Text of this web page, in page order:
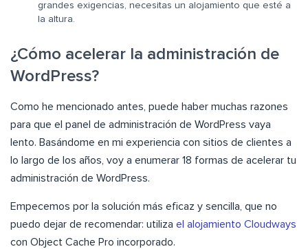
grandes exigencias, necesitas un alojamiento que esté a
la altura.
¿Cómo acelerar la administración de
WordPress?
Como he mencionado antes, puede haber muchas razones
para que el panel de administración de WordPress vaya
lento. Basándome en mi experiencia con sitios de clientes a
lo largo de los años, voy a enumerar 18 formas de acelerar tu
administración de WordPress.
Empecemos por la solución más eficaz y sencilla, que no
puedo dejar de recomendar: utiliza el alojamiento Cloudways
con Object Cache Pro incorporado.